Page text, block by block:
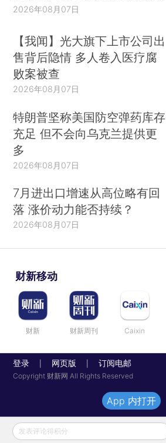
2026年08月07日
【我闻】光大旗下上市公司出
售背后隐情 多人卷入医疗腐
败案被查
2026年08月07日
特朗普坚称美国防空弹药库存
充足 但不会向乌克兰提供更
多
2026年08月07日
7月进出口增速从高位略有回
落 涨价动力能否持续？
2026年08月07日
财新移动
财新 财新周刊 Caixin
登录 网页版 订阅电邮
Copyright 财新网 All Rights Reserved
发表评论得积分
App 内打开